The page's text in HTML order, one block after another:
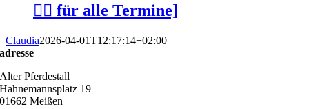
👆🏻 für alle Termine]
Claudia2026-04-01T12:17:14+02:00
adresse
Alter Pferdestall
Hahnemannsplatz 19
01662 Meißen